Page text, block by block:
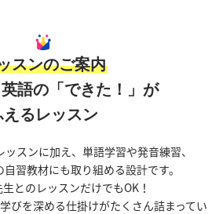
スンのご案内
語の「できた！」が
えるレッスン
スンに加え、 単語学習や発音練習、
習教材にも取り組める設計です。
とのレッスンだけでもOK！
びを深める仕掛けがたくさん詰まってい